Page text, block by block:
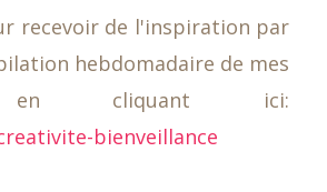
recevoir de l'inspiration par
hebdomadaire de mes
en cliquant ici:
bienveillance